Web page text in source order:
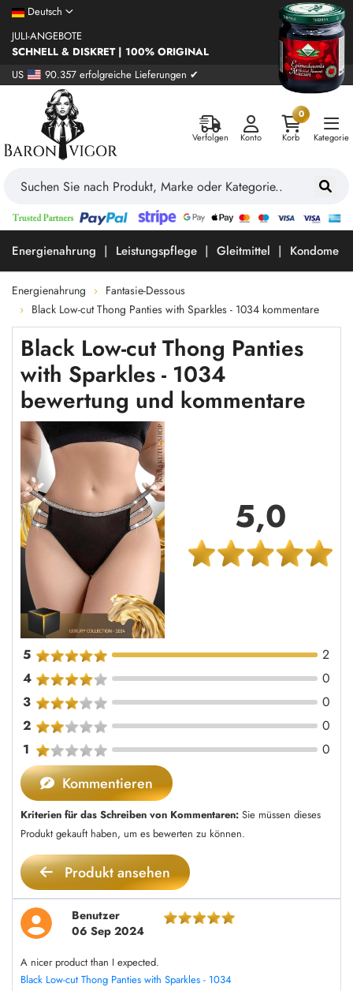
Deutsch
JULI-ANGEBOTE
SCHNELL & DISKRET | 100% ORIGINAL
US
90.357 erfolgreiche Lieferungen ✔
Verfolgen Konto
0
Korb
Kategorie
Energienahrung Leistungspflege Gleitmittel Kondome
Energienahrung
Fantasie-Dessous
Black Low-cut Thong Panties with Sparkles - 1034 kommentare
Black Low-cut Thong Panties
with Sparkles - 1034
bewertung und kommentare
5,0
5
2
4
0
3
0
2
0
1
0
Kommentieren
Kriterien für das Schreiben von Kommentaren: Sie müssen dieses
Produkt gekauft haben, um es bewerten zu können.
Produkt ansehen
Benutzer
06 Sep 2024
A nicer product than I expected.
Black Low-cut Thong Panties with Sparkles - 1034